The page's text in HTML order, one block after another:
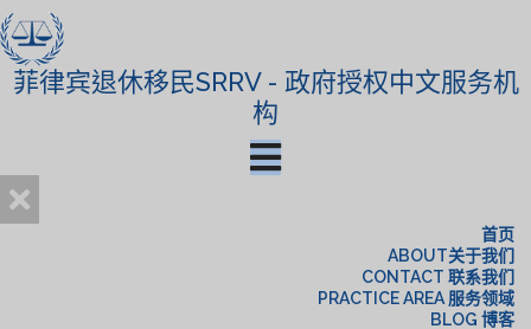
菲律宾退休移民SRRV - 政府授权中文服务机
构
首页
ABOUT关于我们
CONTACT 联系我们
PRACTICE AREA 服务领域
BLOG 博客